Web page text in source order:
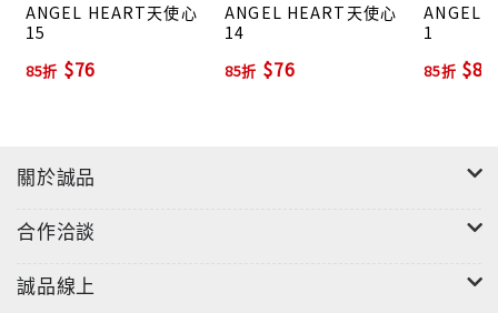
ANGEL HEART天使心
15
85折 $76
ANGEL HEART天使心
14
85折 $76
ANGEL
1
85折 $80
關於誠品
合作洽談
誠品線上